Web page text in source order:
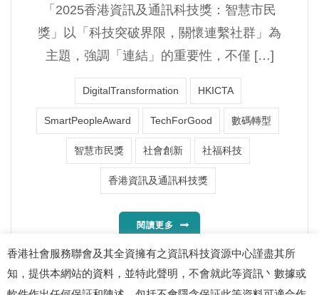
「2025香港資訊及通訊科技獎：智慧市民
獎」以「科技突破界限，關懷連繫社群」為
主題，強調「連結」的重要性，不僅 […]
DigitalTransformation HKICTA
SmartPeopleAward TechForGood 數碼轉型
智慧市民獎 社會創新 社福科技
香港資訊及通訊科技獎
閱讀更多
香港社會服務聯會及其全資擁有之資訊科技資源中心謹盡其所
知，提供本網站的資料，並特此聲明，不會就此等資訊丶數據或